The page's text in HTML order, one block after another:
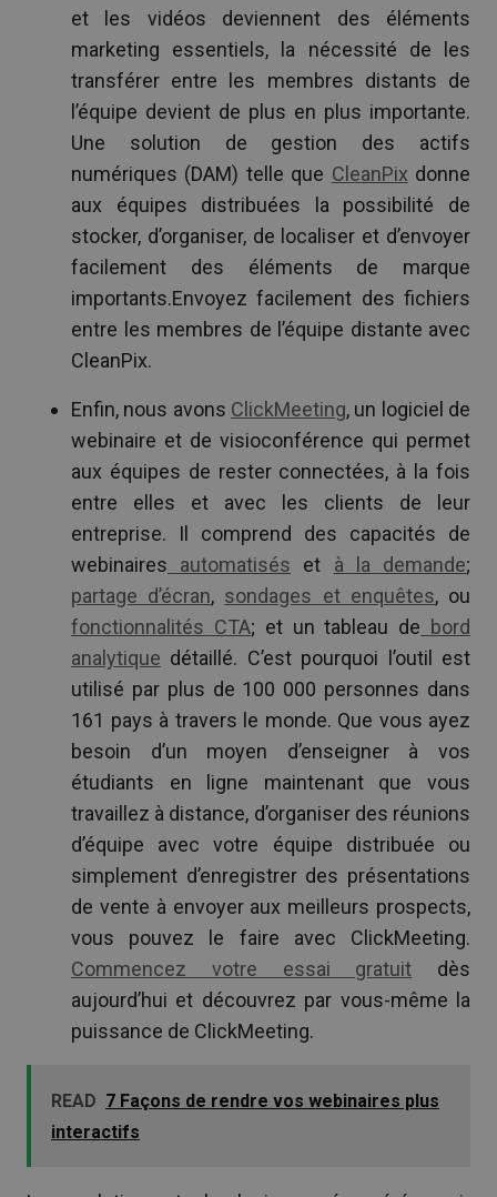
et les vidéos deviennent des éléments
marketing essentiels, la nécessité de les
transférer entre les membres distants de
l’équipe devient de plus en plus importante.
Une solution de gestion des actifs
numériques (DAM) telle que CleanPix donne
aux équipes distribuées la possibilité de
stocker, d’organiser, de localiser et d’envoyer
facilement des éléments de marque
importants.Envoyez facilement des fichiers
entre les membres de l’équipe distante avec
CleanPix.
Enfin, nous avons ClickMeeting, un logiciel de
webinaire et de visioconférence qui permet
aux équipes de rester connectées, à la fois
entre elles et avec les clients de leur
entreprise. Il comprend des capacités de
webinaires automatisés et à la demande;
partage d’écran, sondages et enquêtes, ou
fonctionnalités CTA; et un tableau de bord
analytique détaillé. C’est pourquoi l’outil est
utilisé par plus de 100 000 personnes dans
161 pays à travers le monde. Que vous ayez
besoin d’un moyen d’enseigner à vos
étudiants en ligne maintenant que vous
travaillez à distance, d’organiser des réunions
d’équipe avec votre équipe distribuée ou
simplement d’enregistrer des présentations
de vente à envoyer aux meilleurs prospects,
vous pouvez le faire avec ClickMeeting.
Commencez votre essai gratuit dès
aujourd’hui et découvrez par vous-même la
puissance de ClickMeeting.
READ 7 Façons de rendre vos webinaires plus
interactifs